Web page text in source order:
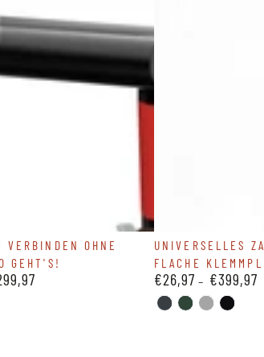
VERBINDEN OHNE
GEHT'S!
Universelles
Zaunmontageset
flache
Klemmplatte
UNIVERSELLES
FLACHE
Regulärer
Preis
€26,97 €399,97
ANTHRAZIT-
GRUEN-
SILBER-